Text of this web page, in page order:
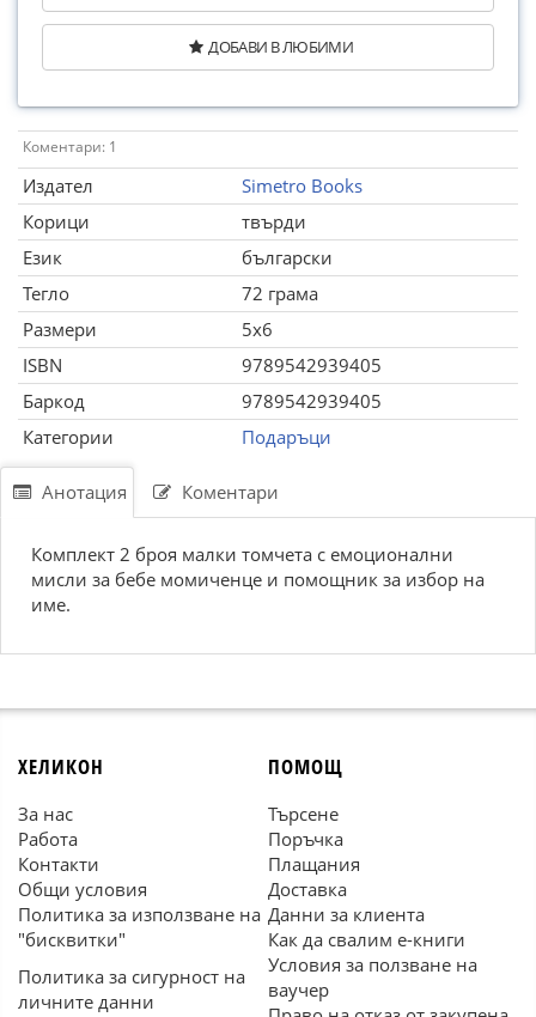
ДОБАВИ В ЛЮБИМИ
Коментари: 1
Издател
Simetro Books
Корици
твърди
Език
български
Тегло
72 грама
Размери
5x6
ISBN
9789542939405
Баркод
9789542939405
Категории
Подаръци
Анотация Коментари
Комплект 2 броя малки томчета с емоционални
мисли за бебе момиченце и помощник за избор на
име.
ХЕЛИКОН
За нас
Работа
Контакти
Общи условия
Политика за използване на
"бисквитки"
Политика за сигурност на
личните данни
ПОМОЩ
Търсене
Поръчка
Плащания
Доставка
Данни за клиента
Как да свалим е-книги
Условия за ползване на
ваучер